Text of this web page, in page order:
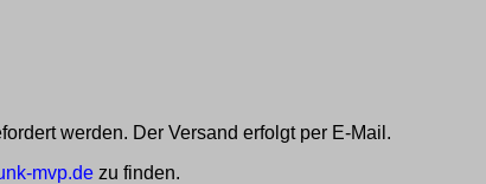
werden. Der Versand erfolgt per E-Mail.
mvp.de zu finden.